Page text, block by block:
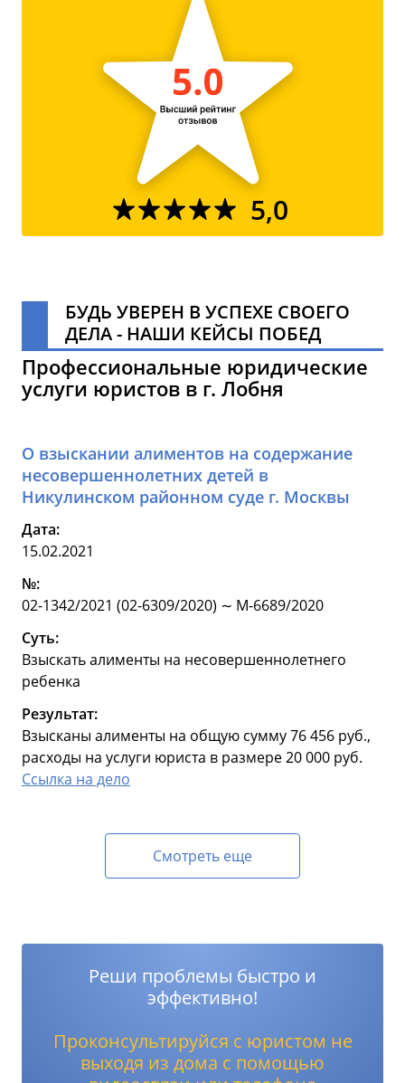
5,0
БУДЬ УВЕРЕН В УСПЕХЕ СВОЕГО
ДЕЛА - НАШИ КЕЙСЫ ПОБЕД
Профессиональные юридические
услуги юристов в г. Лобня
О взыскании алиментов на содержание
несовершеннолетних детей в
Никулинском районном суде г. Москвы
Дата:
15.02.2021
№:
02-1342/2021 (02-6309/2020) ∼ М-6689/2020
Суть:
Взыскать алименты на несовершеннолетнего
ребенка
Результат:
Взысканы алименты на общую сумму 76 456 руб.,
расходы на услуги юриста в размере 20 000 руб.
Ссылка на дело
Смотреть еще
Реши проблемы быстро и
эффективно!
Проконсультируйся с юристом не
выходя из дома с помощью